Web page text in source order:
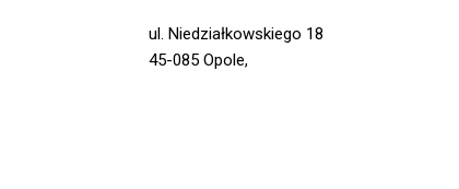
ul. Niedziałkowskiego 18
45-085 Opole,